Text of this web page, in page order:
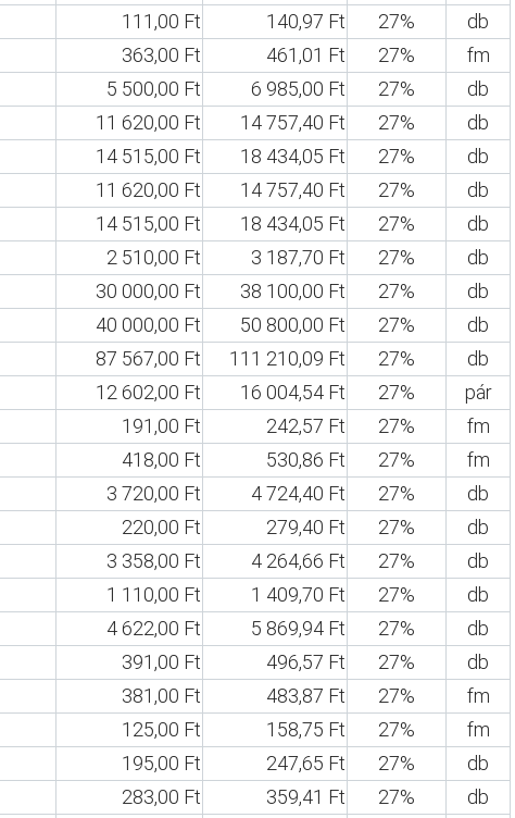
111,00 Ft 140,97 Ft 27%
db
363,00 Ft 461,01 Ft 27%
fm
5 500,00 Ft 6 985,00 Ft 27%
db
11 620,00 Ft 14 757,40 Ft 27%
db
14 515,00 Ft 18 434,05 Ft 27%
db
11 620,00 Ft 14 757,40 Ft 27%
db
14 515,00 Ft 18 434,05 Ft 27%
db
2 510,00 Ft 3 187,70 Ft 27%
db
30 000,00 Ft 38 100,00 Ft 27%
db
40 000,00 Ft 50 800,00 Ft 27%
db
87 567,00 Ft 111 210,09 Ft 27%
db
12 602,00 Ft 16 004,54 Ft 27%
pár
191,00 Ft 242,57 Ft 27%
fm
418,00 Ft 530,86 Ft 27%
fm
3 720,00 Ft 4 724,40 Ft 27%
db
220,00 Ft 279,40 Ft 27%
db
3 358,00 Ft 4 264,66 Ft 27%
db
1 110,00 Ft 1 409,70 Ft 27%
db
4 622,00 Ft 5 869,94 Ft 27%
db
391,00 Ft 496,57 Ft 27%
db
381,00 Ft 483,87 Ft 27%
fm
125,00 Ft 158,75 Ft 27%
fm
195,00 Ft 247,65 Ft 27%
db
283,00 Ft 359,41 Ft 27%
db